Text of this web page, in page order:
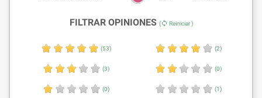
FILTRAR OPINIONES (sync Reiniciar )
(53) (2)
(3) (0)
(0) (1)